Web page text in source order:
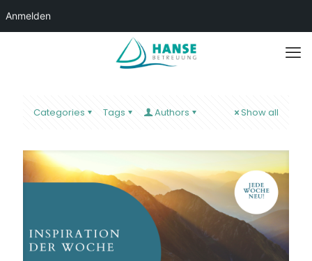
Categories Tags Authors Show all
Anmelden